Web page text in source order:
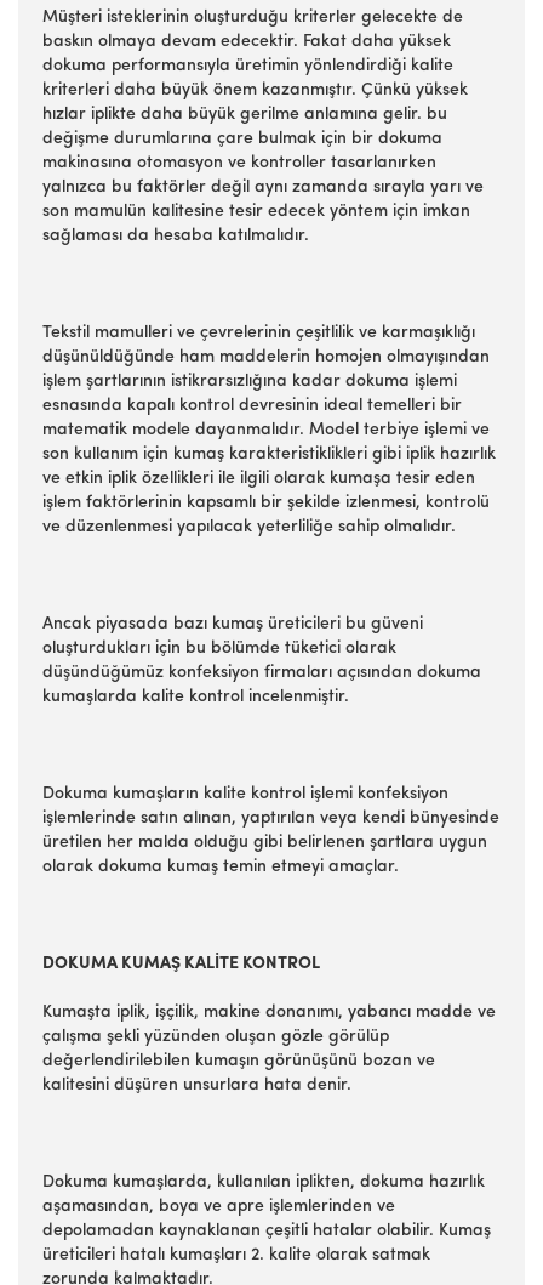
Müşteri isteklerinin oluşturduğu kriterler gelecekte de
baskın olmaya devam edecektir. Fakat daha yüksek
dokuma performansıyla üretimin yönlendirdiği kalite
kriterleri daha büyük önem kazanmıştır. Çünkü yüksek
hızlar iplikte daha büyük gerilme anlamına gelir. bu
değişme durumlarına çare bulmak için bir dokuma
makinasına otomasyon ve kontroller tasarlanırken
yalnızca bu faktörler değil aynı zamanda sırayla yarı ve
son mamulün kalitesine tesir edecek yöntem için imkan
sağlaması da hesaba katılmalıdır.
Tekstil mamulleri ve çevrelerinin çeşitlilik ve karmaşıklığı
düşünüldüğünde ham maddelerin homojen olmayışından
işlem şartlarının istikrarsızlığına kadar dokuma işlemi
esnasında kapalı kontrol devresinin ideal temelleri bir
matematik modele dayanmalıdır. Model terbiye işlemi ve
son kullanım için kumaş karakteristiklikleri gibi iplik hazırlık
ve etkin iplik özellikleri ile ilgili olarak kumaşa tesir eden
işlem faktörlerinin kapsamlı bir şekilde izlenmesi, kontrolü
ve düzenlenmesi yapılacak yeterliliğe sahip olmalıdır.
Ancak piyasada bazı kumaş üreticileri bu güveni
oluşturdukları için bu bölümde tüketici olarak
düşündüğümüz konfeksiyon firmaları açısından dokuma
kumaşlarda kalite kontrol incelenmiştir.
Dokuma kumaşların kalite kontrol işlemi konfeksiyon
işlemlerinde satın alınan, yaptırılan veya kendi bünyesinde
üretilen her malda olduğu gibi belirlenen şartlara uygun
olarak dokuma kumaş temin etmeyi amaçlar.
DOKUMA KUMAŞ KALİTE KONTROL
Kumaşta iplik, işçilik, makine donanımı, yabancı madde ve
çalışma şekli yüzünden oluşan gözle görülüp
değerlendirilebilen kumaşın görünüşünü bozan ve
kalitesini düşüren unsurlara hata denir.
Dokuma kumaşlarda, kullanılan iplikten, dokuma hazırlık
aşamasından, boya ve apre işlemlerinden ve
depolamadan kaynaklanan çeşitli hatalar olabilir. Kumaş
üreticileri hatalı kumaşları 2. kalite olarak satmak
zorunda kalmaktadır.